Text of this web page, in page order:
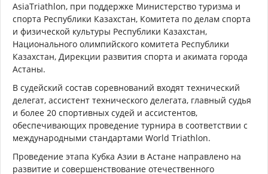
AsiaTriathlon, при поддержке Министерство туризма и
спорта Республики Казахстан, Комитета по делам спорта
и физической культуры Республики Казахстан,
Национального олимпийского комитета Республики
Казахстан, Дирекции развития спорта и акимата города
Астаны.
В судейский состав соревнований входят технический
делегат, ассистент технического делегата, главный судья
и более 20 спортивных судей и ассистентов,
обеспечивающих проведение турнира в соответствии с
международными стандартами World Triathlon.
Проведение этапа Кубка Азии в Астане направлено на
развитие и совершенствование отечественного